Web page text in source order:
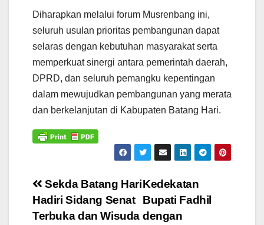
Diharapkan melalui forum Musrenbang ini,
seluruh usulan prioritas pembangunan dapat
selaras dengan kebutuhan masyarakat serta
memperkuat sinergi antara pemerintah daerah,
DPRD, dan seluruh pemangku kepentingan
dalam mewujudkan pembangunan yang merata
dan berkelanjutan di Kabupaten Batang Hari.
Navigasi
pos
Kedekatan
Bupati Fadhil
dengan
Sekda Batang Hari
Hadiri Sidang Senat
Terbuka dan Wisuda